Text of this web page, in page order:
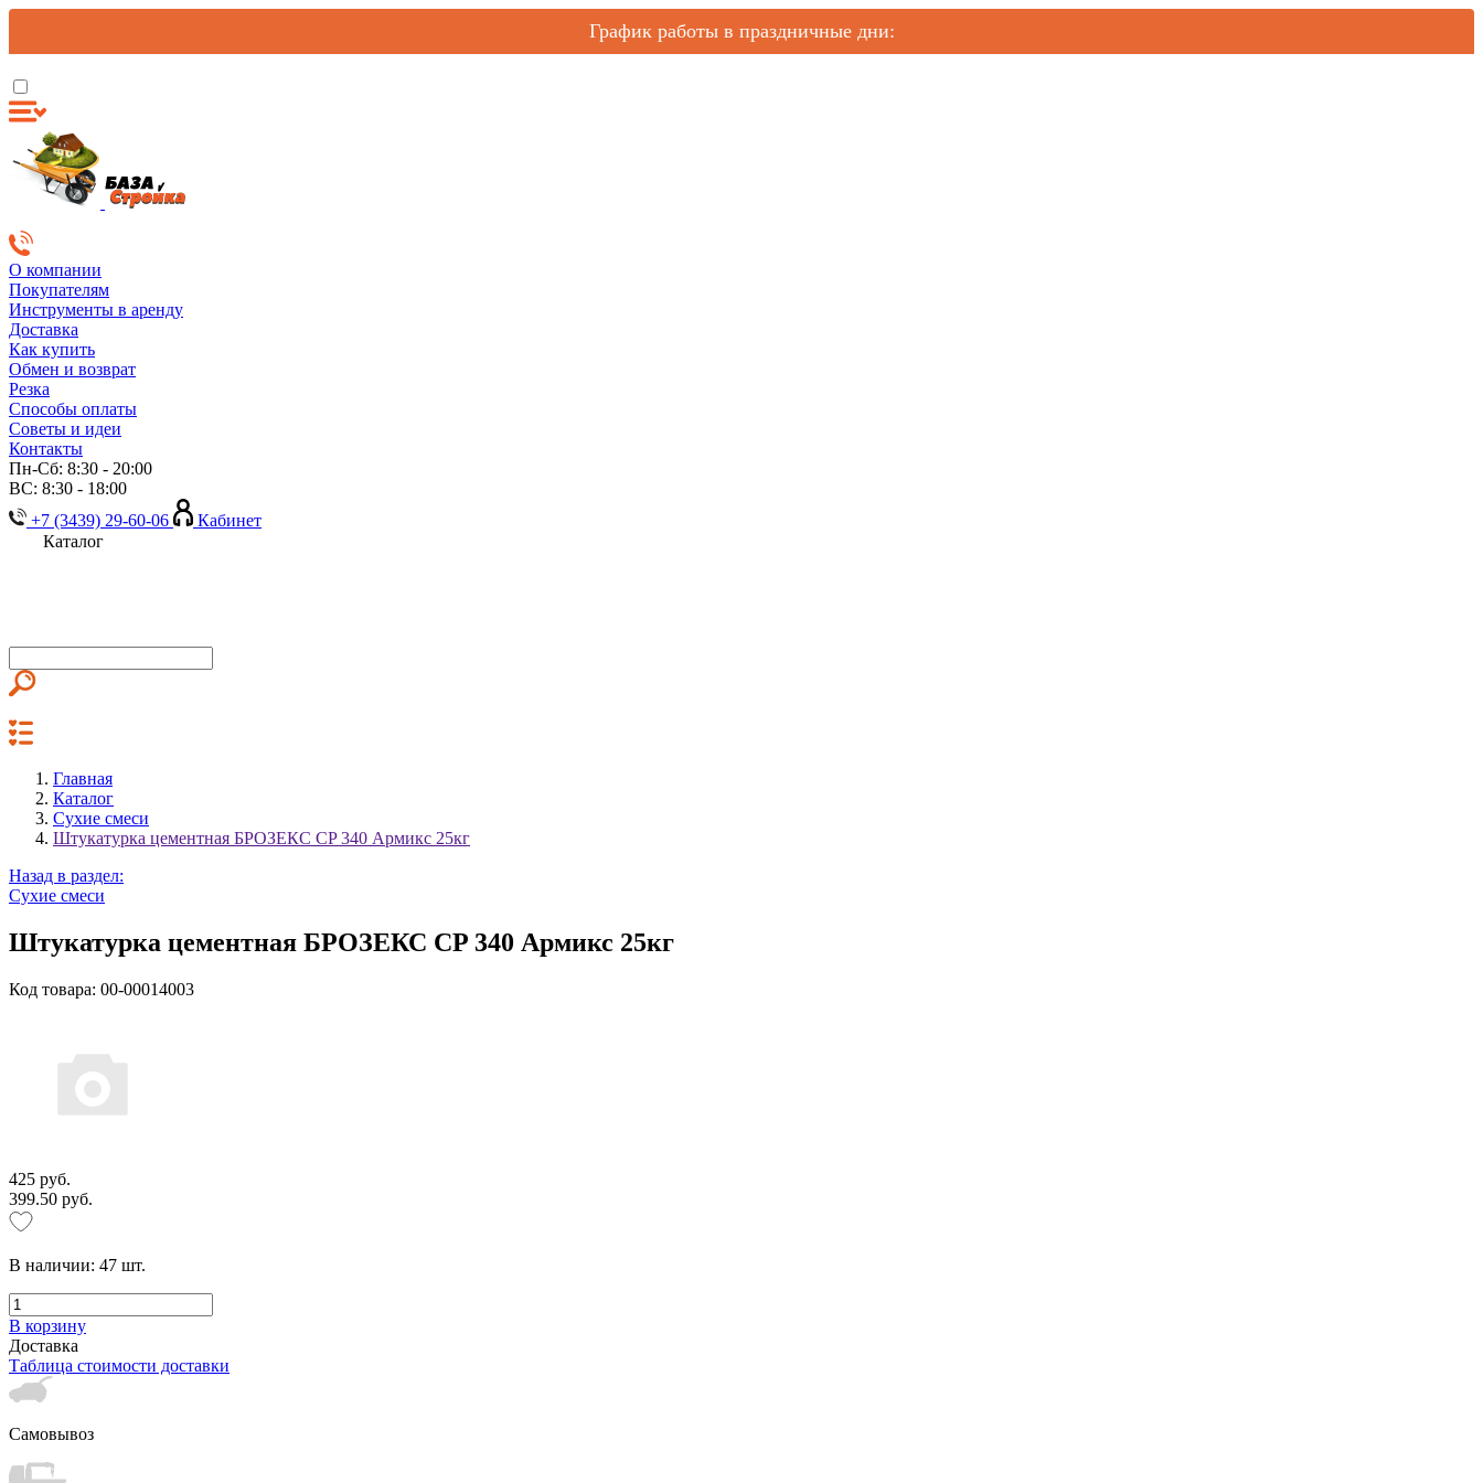
График работы в праздничные дни:
О компании
Покупателям
Инструменты в аренду
Доставка
Как купить
Обмен и возврат
Резка
Способы оплаты
Советы и идеи
Контакты
Пн-Сб: 8:30 - 20:00
ВС: 8:30 - 18:00
+7 (3439) 29-60-06
Кабинет
Каталог
Главная
Каталог
Сухие смеси
Штукатурка цементная БРОЗЕКС CP 340 Армикс 25кг
Назад в раздел:
Сухие смеси
Штукатурка цементная БРОЗЕКС CP 340 Армикс 25кг
Код товара: 00-00014003
425 руб.
399.50 руб.
В наличии: 47 шт.
В корзину
Доставка
Таблица стоимости доставки
Самовывоз